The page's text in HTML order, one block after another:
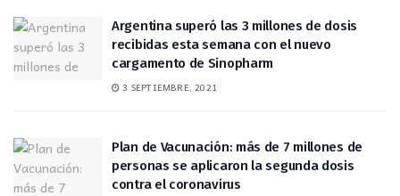
Argentina superó las 3 millones de dosis
recibidas esta semana con el nuevo
cargamento de Sinopharm
3 SEPTIEMBRE, 2021
Plan de Vacunación: más de 7 millones de
personas se aplicaron la segunda dosis
contra el coronavirus